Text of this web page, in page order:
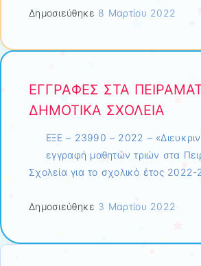
Δημοσιεύθηκε 8 Μαρτίου 2022
ΕΓΓΡΑΦΕΣ ΣΤΑ
ΔΗΜΟΤΙΚΑ ΣΧΟΛΕΙΑ
ΕΞΕ – 23990 – 2022 –
εγγραφή μαθητών τριών στα
Σχολεία για το σχολικό έτος 2022-
Δημοσιεύθηκε 3 Μαρτίου 2022